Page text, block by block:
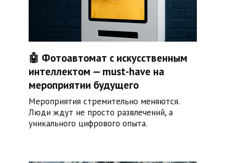
🤖 Фотоавтомат с искусственным
интеллектом — must-have на
мероприятии будущего
Мероприятия стремительно меняются.
Люди ждут не просто развлечений, а
уникального цифрового опыта.